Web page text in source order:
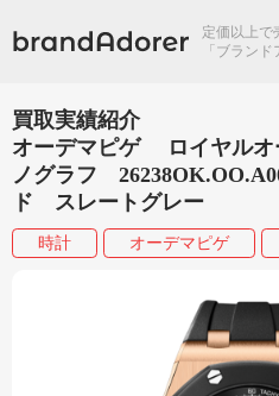
定価以上で
「ブランド
買取実績紹介
オーデマピゲ ロイヤル
ノグラフ
ド スレートグレー
時計 オーデマピゲ